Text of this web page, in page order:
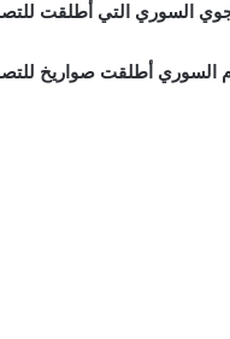
السوري التي أطلقت
السوري أطلقت صواريخ